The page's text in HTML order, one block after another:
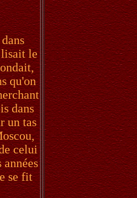
lisait le
qu'on
dans
un tas
celui
se fit